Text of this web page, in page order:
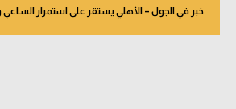
خبر في الجول – الأهلي يستقر على استمرار الساعي